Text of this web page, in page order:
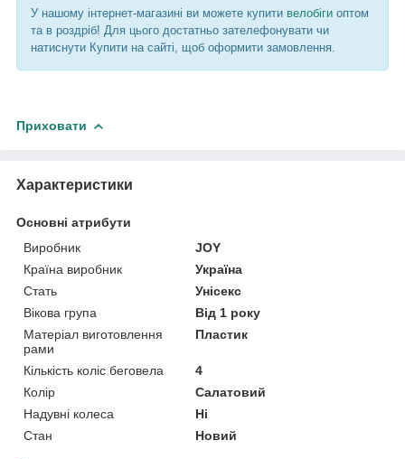
У нашому інтернет-магазині ви можете купити велобіги оптом
та в роздріб! Для цього достатньо зателефонувати чи
натиснути Купити на сайті, щоб оформити замовлення.
Приховати
Характеристики
Основні атрибути
Виробник
JOY
Країна виробник
Україна
Стать
Унісекс
Вікова група
Від 1 року
Матеріал виготовлення
рами
Пластик
Кількість коліс беговела
4
Колір
Салатовий
Надувні колеса
Ні
Стан
Новий